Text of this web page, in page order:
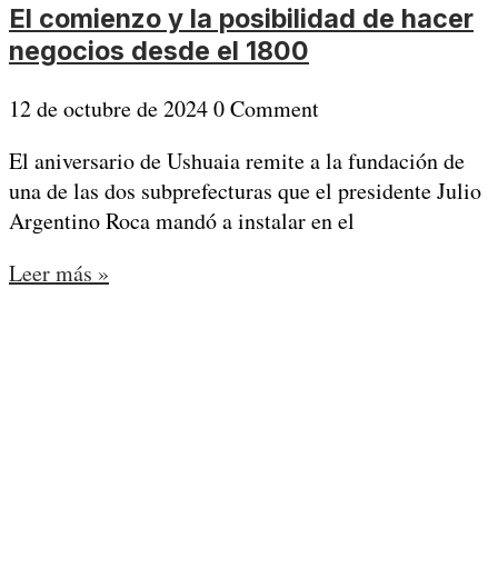
El comienzo y la posibilidad de hacer
negocios desde el 1800
12 de octubre de 20240 Comment
El aniversario de Ushuaia remite a la fundación de
una de las dos subprefecturas que el presidente Julio
Argentino Roca mandó a instalar en el
Leer más »